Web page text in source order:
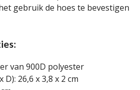
gebruik de hoes te bevestigen
van 900D polyester
26,6 x 3,8 x 2 cm